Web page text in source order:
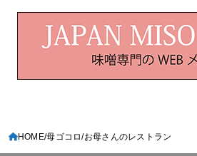
HOME 母ゴコロ お母さんのレストラン